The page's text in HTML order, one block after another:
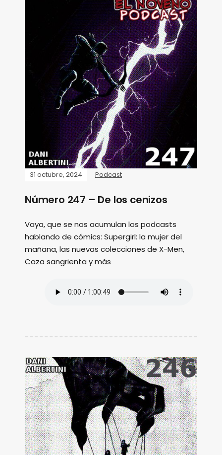
31 octubre, 2024 Podcast
Número 247 – De los cenizos
Vaya, que se nos acumulan los podcasts
hablando de cómics: Supergirl: la mujer del
mañana, las nuevas colecciones de X-Men,
Caza sangrienta y más